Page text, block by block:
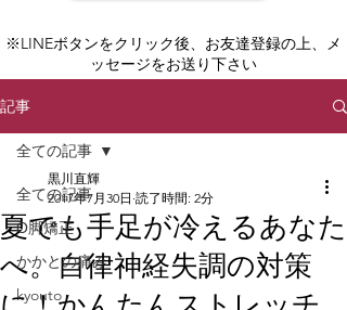
※LINEボタンをクリック後、お友達登録の上、メ
ッセージをお送り下さい
記事
全ての記事
О脚矯正
かかとの痛み
kyouto
全ての記事
夏でも手足が冷えるあなた
へ。自律神経失調の対策
黒川直輝
2017年7月30日 読了時間: 2分